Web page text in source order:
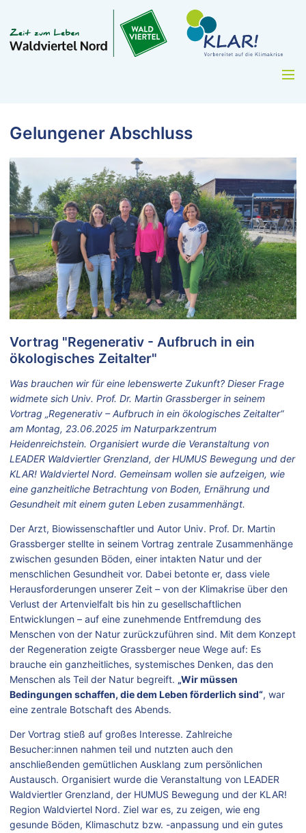
Gelungener Abschluss
Vortrag "Regenerativ - Aufbruch in ein
ökologisches Zeitalter"
Was brauchen wir für eine lebenswerte Zukunft? Dieser Frage
widmete sich Univ. Prof. Dr. Martin Grassberger in seinem
Vortrag „Regenerativ – Aufbruch in ein ökologisches Zeitalter“
am Montag, 23.06.2025 im Naturparkzentrum
Heidenreichstein. Organisiert wurde die Veranstaltung von
LEADER Waldviertler Grenzland, der HUMUS Bewegung und der
KLAR! Waldviertel Nord. Gemeinsam wollen sie aufzeigen, wie
eine ganzheitliche Betrachtung von Boden, Ernährung und
Gesundheit mit einem guten Leben zusammenhängt.
Der Arzt, Biowissenschaftler und Autor Univ. Prof. Dr. Martin
Grassberger stellte in seinem Vortrag zentrale Zusammenhänge
zwischen gesunden Böden, einer intakten Natur und der
menschlichen Gesundheit vor. Dabei betonte er, dass viele
Herausforderungen unserer Zeit – von der Klimakrise über den
Verlust der Artenvielfalt bis hin zu gesellschaftlichen
Entwicklungen – auf eine zunehmende Entfremdung des
Menschen von der Natur zurückzuführen sind. Mit dem Konzept
der Regeneration zeigte Grassberger neue Wege auf: Es
brauche ein ganzheitliches, systemisches Denken, das den
Menschen als Teil der Natur begreift. „Wir müssen
Bedingungen schaffen, die dem Leben förderlich sind“, war
eine zentrale Botschaft des Abends.
Der Vortrag stieß auf großes Interesse. Zahlreiche
Besucher:innen nahmen teil und nutzten auch den
anschließenden gemütlichen Ausklang zum persönlichen
Austausch. Organisiert wurde die Veranstaltung von LEADER
Waldviertler Grenzland, der HUMUS Bewegung und der KLAR!
Region Waldviertel Nord. Ziel war es, zu zeigen, wie eng
gesunde Böden, Klimaschutz bzw. -anpassung und ein gutes